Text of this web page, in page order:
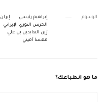
الوسوم إبراهيم رئيسي إيران
الحرس الثوري الإيراني
زين العابدين بن علي
مهسا أميني
ما هو انطباعك؟